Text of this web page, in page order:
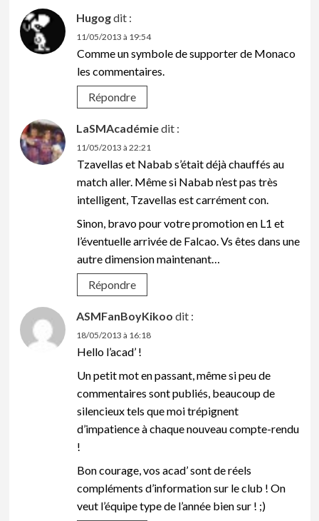
Hugogdit :
11/05/2013 à 19:54
Comme un symbole de supporter de Monaco
les commentaires.
Répondre
LaSMAcadémiedit :
11/05/2013 à 22:21
Tzavellas et Nabab s’était déjà chauffés au
match aller. Même si Nabab n’est pas très
intelligent, Tzavellas est carrément con.
Sinon, bravo pour votre promotion en L1 et
l’éventuelle arrivée de Falcao. Vs êtes dans une
autre dimension maintenant…
Répondre
ASMFanBoyKikoo dit :
18/05/2013 à 16:18
Hello l’acad’ !
Un petit mot en passant, même si peu de
commentaires sont publiés, beaucoup de
silencieux tels que moi trépignent
d’impatience à chaque nouveau compte-rendu
!
Bon courage, vos acad’ sont de réels
compléments d’information sur le club ! On
veut l’équipe type de l’année bien sur ! ;)